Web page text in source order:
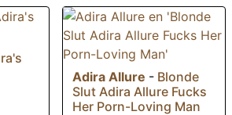
Adira Allure - Blonde
Slut Adira Allure Fucks
Her Porn-Loving Man